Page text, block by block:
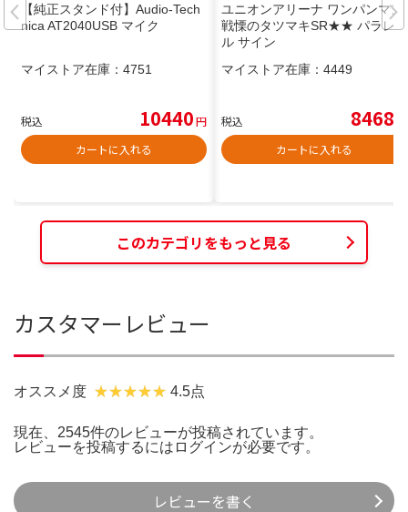
【純正スタンド付】Audio-Tech
nica AT2040USB マイク
マイストア在庫： 4751
税込 10440円
カートに入れる
ユニオンアリーナ ワンパンマン
戦慄のタツマキSR★★ パラレ
ル サイン
マイストア在庫： 4449
税込 8468
カートに入れる
このカテゴリをもっと見る
カスタマーレビュー
オススメ度 4.5点
現在、2545件のレビューが投稿されています。
レビューを投稿するには ログインが必要です。
レビューを書く